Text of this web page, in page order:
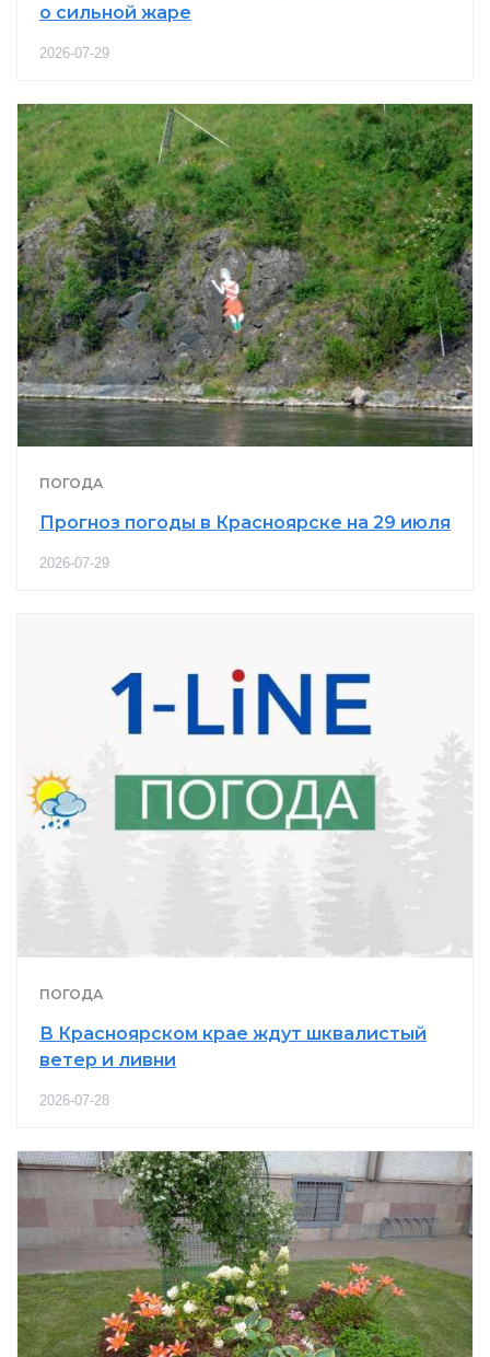
о сильной жаре
2026-07-29
ПОГОДА
Прогноз погоды в Красноярске на 29 июля
2026-07-29
ПОГОДА
В Красноярском крае ждут шквалистый
ветер и ливни
2026-07-28